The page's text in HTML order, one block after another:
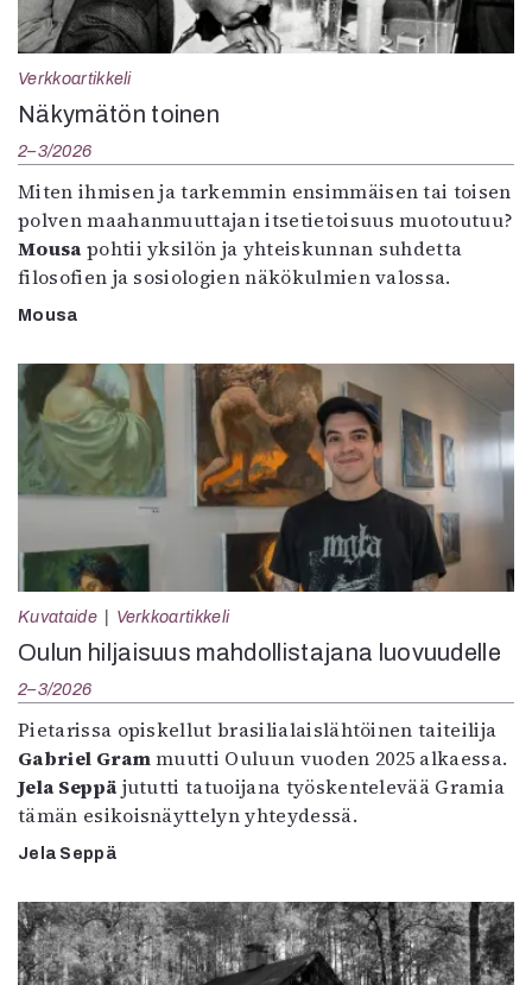
Verkkoartikkeli
Näkymätön toinen
2–3/2026
Miten ihmisen ja tarkemmin ensimmäisen tai toisen
polven maahanmuuttajan itsetietoisuus muotoutuu?
Mousa pohtii yksilön ja yhteiskunnan suhdetta
filosofien ja sosiologien näkökulmien valossa.
Mousa
Kuvataide Verkkoartikkeli
Oulun hiljaisuus mahdollistajana luovuudelle
2–3/2026
Pietarissa opiskellut brasilialaislähtöinen taiteilija
Gabriel Grammuutti Ouluun vuoden 2025 alkaessa.
Jela Seppä jututti tatuoijana työskentelevää Gramia
tämän esikoisnäyttelyn yhteydessä.
Jela Seppä